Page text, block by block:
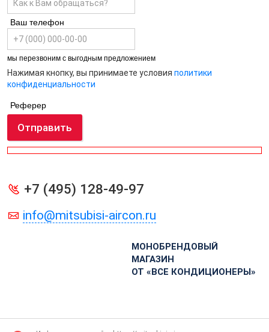
Ваш телефон
мы перезвоним с выгодным предложением
Нажимая кнопку, вы принимаете условия политики
конфиденциальности
Реферер
Отправить
+7 (495) 128-49-97
info@mitsubisi-aircon.ru
МОНОБРЕНДОВЫЙ
МАГАЗИН
ОТ «ВСЕ КОНДИЦИОНЕРЫ»